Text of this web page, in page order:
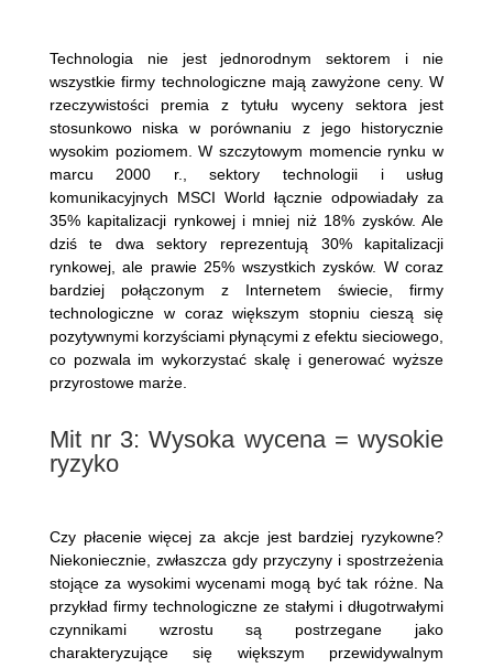
Technologia nie jest jednorodnym sektorem i nie
wszystkie firmy technologiczne mają zawyżone ceny. W
rzeczywistości premia z tytułu wyceny sektora jest
stosunkowo niska w porównaniu z jego historycznie
wysokim poziomem. W szczytowym momencie rynku w
marcu 2000 r., sektory technologii i usług
komunikacyjnych MSCI World łącznie odpowiadały za
35% kapitalizacji rynkowej i mniej niż 18% zysków. Ale
dziś te dwa sektory reprezentują 30% kapitalizacji
rynkowej, ale prawie 25% wszystkich zysków. W coraz
bardziej połączonym z Internetem świecie, firmy
technologiczne w coraz większym stopniu cieszą się
pozytywnymi korzyściami płynącymi z efektu sieciowego,
co pozwala im wykorzystać skalę i generować wyższe
przyrostowe marże.
Mit nr 3: Wysoka wycena = wysokie
ryzyko
Czy płacenie więcej za akcje jest bardziej ryzykowne?
Niekoniecznie, zwłaszcza gdy przyczyny i spostrzeżenia
stojące za wysokimi wycenami mogą być tak różne. Na
przykład firmy technologiczne ze stałymi i długotrwałymi
czynnikami wzrostu są postrzegane jako
charakteryzujące się większym przewidywalnym